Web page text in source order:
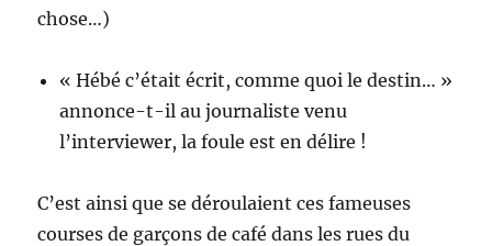
chose…)
« Hébé c’était écrit, comme quoi le destin… »
annonce-t-il au journaliste venu
l’interviewer, la foule est en délire !
C’est ainsi que se déroulaient ces fameuses
courses de garçons de café dans les rues du